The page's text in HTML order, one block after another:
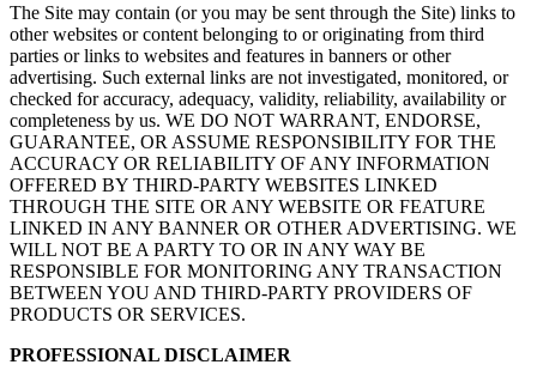
The Site may contain (or you may be sent through the Site) links to
other websites or content belonging to or originating from third
parties or links to websites and features in banners or other
advertising. Such external links are not investigated, monitored, or
checked for accuracy, adequacy, validity, reliability, availability or
completeness by us. WE DO NOT WARRANT, ENDORSE,
GUARANTEE, OR ASSUME RESPONSIBILITY FOR THE
ACCURACY OR RELIABILITY OF ANY INFORMATION
OFFERED BY THIRD-PARTY WEBSITES LINKED
THROUGH THE SITE OR ANY WEBSITE OR FEATURE
LINKED IN ANY BANNER OR OTHER ADVERTISING. WE
WILL NOT BE A PARTY TO OR IN ANY WAY BE
RESPONSIBLE FOR MONITORING ANY TRANSACTION
BETWEEN YOU AND THIRD-PARTY PROVIDERS OF
PRODUCTS OR SERVICES.
PROFESSIONAL DISCLAIMER